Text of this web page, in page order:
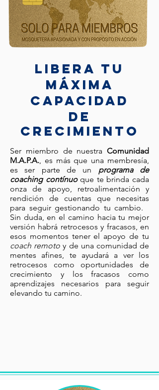
LIBERA TU
MÁXIMA
CAPACIDAD
DE
CRECIMIENTO
Ser miembro de nuestra Comunidad
M.A.P.A., es más que una membresía,
es ser parte de un programa de
coaching contínuoque te brinda cada
onza de apoyo, retroalimentación y
rendición de cuentas que necesitas
para seguir gestionando tu cambio.
Sin duda, en el camino hacia tu mejor
versión habrá retrocesos y fracasos, en
esos momentos tener el apoyo de tu
coach remoto y de una comunidad de
mentes afines, te ayudará a ver los
retrocesos como oportunidades de
crecimiento y los fracasos como
aprendizajes necesarios para seguir
elevando tu camino.